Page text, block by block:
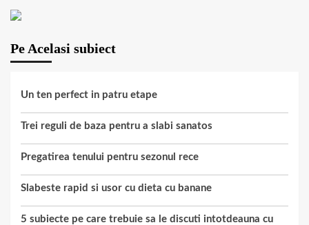
Pe Acelasi subiect
Un ten perfect in patru etape
Trei reguli de baza pentru a slabi sanatos
Pregatirea tenului pentru sezonul rece
Slabeste rapid si usor cu dieta cu banane
5 subiecte pe care trebuie sa le discuti intotdeauna cu